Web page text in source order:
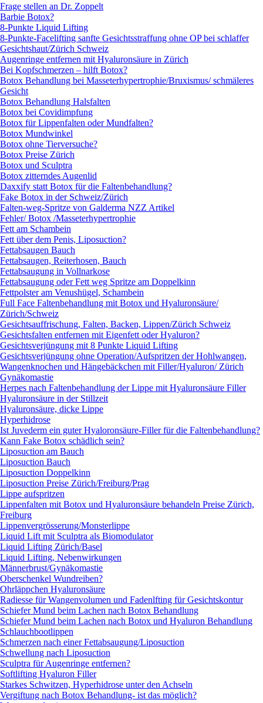
Frage stellen an Dr. Zoppelt
Barbie Botox?
8-Punkte Liquid Lifting
8-Punkte-Facelifting sanfte Gesichtsstraffung ohne OP bei schlaffer
Gesichtshaut/Zürich Schweiz
Augenringe entfernen mit Hyaluronsäure in Zürich
Bei Kopfschmerzen – hilft Botox?
Botox Behandlung bei Masseterhypertrophie/Bruxismus/ schmäleres
Gesicht
Botox Behandlung Halsfalten
Botox bei Covidimpfung
Botox für Lippenfalten oder Mundfalten?
Botox Mundwinkel
Botox ohne Tierversuche?
Botox Preise Zürich
Botox und Sculptra
Botox zitterndes Augenlid
Daxxify statt Botox für die Faltenbehandlung?
Fake Botox in der Schweiz/Zürich
Falten-weg-Spritze von Galderma NZZ Artikel
Fehler/ Botox /Masseterhypertrophie
Fett am Schambein
Fett über dem Penis, Liposuction?
Fettabsaugen Bauch
Fettabsaugen, Reiterhosen, Bauch
Fettabsaugung in Vollnarkose
Fettabsaugung oder Fett weg Spritze am Doppelkinn
Fettpolster am Venushügel, Schambein
Full Face Faltenbehandlung mit Botox und Hyaluronsäure/
Zürich/Schweiz
Gesichtsauffrischung, Falten, Backen, Lippen/Zürich Schweiz
Gesichtsfalten entfernen mit Eigenfett oder Hyaluron?
Gesichtsverjüngung mit 8 Punkte Liquid Lifting
Gesichtsverjüngung ohne Operation/Aufspritzen der Hohlwangen,
Wangenknochen und Hängebäckchen mit Filler/Hyaluron/ Zürich
Gynäkomastie
Herpes nach Faltenbehandlung der Lippe mit Hyaluronsäure Filler
Hyaluronsäure in der Stillzeit
Hyaluronsäure, dicke Lippe
Hyperhidrose
Ist Juvederm ein guter Hyaloronsäure-Filler für die Faltenbehandlung?
Kann Fake Botox schädlich sein?
Liposuction am Bauch
Liposuction Bauch
Liposuction Doppelkinn
Liposuction Preise Zürich/Freiburg/Prag
Lippe aufspritzen
Lippenfalten mit Botox und Hyaluronsäure behandeln Preise Zürich,
Freiburg
Lippenvergrösserung/Monsterlippe
Liquid Lift mit Sculptra als Biomodulator
Liquid Lifting Zürich/Basel
Liquid Lifting, Nebenwirkungen
Männerbrust/Gynäkomastie
Oberschenkel Wundreiben?
Ohrläppchen Hyaluronsäure
Radiesse für Wangenvolumen und Fadenlfting für Gesichtskontur
Schiefer Mund beim Lachen nach Botox Behandlung
Schiefer Mund beim Lachen nach Botox und Hyaluron Behandlung
Schlauchbootlippen
Schmerzen nach einer Fettabsaugung/Liposuction
Schwellung nach Liposuction
Sculptra für Augenringe entfernen?
Softlifting Hyaluron Filler
Starkes Schwitzen, Hyperhidrose unter den Achseln
Vergiftung nach Botox Behandlung- ist das möglich?